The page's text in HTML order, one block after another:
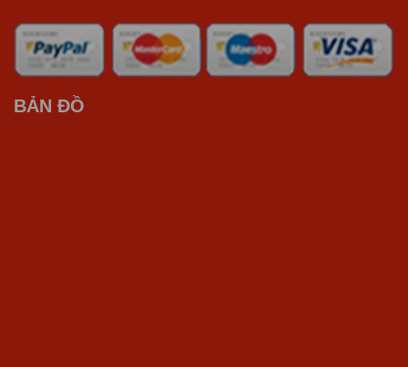
BẢN ĐỒ